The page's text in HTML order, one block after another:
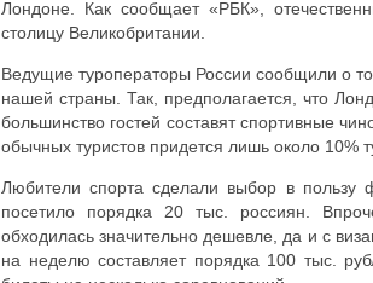
Лондоне. Как сообщает «РБК»,
столицу Великобритании.
Ведущие туроператоры России сообщили о
нашей страны. Так, предполагается, что
большинство гостей составят спортивные
обычных туристов придется лишь около 10%
Любители спорта сделали выбор в
посетило порядка 20 тыс. россиян.
обходилась значительно дешевле, да и с
на неделю составляет порядка 100 тыс.